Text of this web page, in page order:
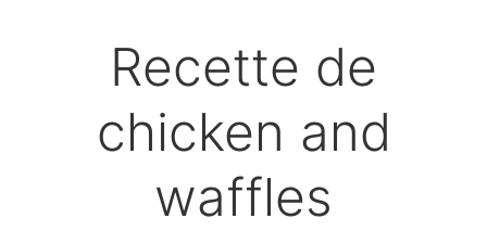
Recette de
chicken and
waffles